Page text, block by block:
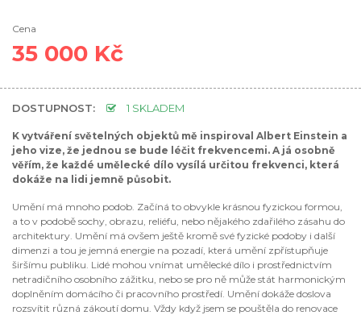
Cena
35 000 Kč
DOSTUPNOST: 1 SKLADEM
K vytváření světelných objektů mě inspiroval Albert Einstein a
jeho vize, že jednou se bude léčit frekvencemi. A já osobně
věřím, že každé umělecké dílo vysílá určitou frekvenci, která
dokáže na lidi jemně působit.
Umění má mnoho podob. Začíná to obvykle krásnou fyzickou formou,
a to v podobě sochy, obrazu, reliéfu, nebo nějakého zdařilého zásahu do
architektury. Umění má ovšem ještě kromě své fyzické podoby i další
dimenzi a tou je jemná energie na pozadí, která umění zpřístupňuje
širšímu publiku. Lidé mohou vnímat umělecké dílo i prostřednictvím
netradičního osobního zážitku, nebo se pro ně může stát harmonickým
doplněním domácího či pracovního prostředí. Umění dokáže doslova
rozsvítit různá zákoutí domu. Vždy když jsem se pouštěla do renovace